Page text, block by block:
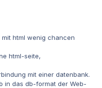
html wenig chancen
html-seite,
mit einer datenbank.
in das db-format der Web-